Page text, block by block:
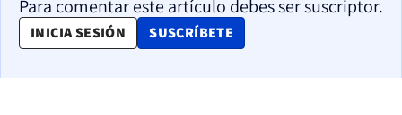
Para comentar este artículo debes ser suscriptor.
INICIA SESIÓN SUSCRÍBETE
OPENS IN NEW WINDOW